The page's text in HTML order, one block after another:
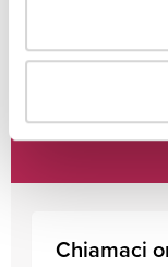
Consulta
Chiamaci